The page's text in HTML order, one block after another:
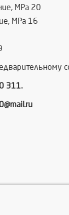
MPa 20
MPa 16
311.